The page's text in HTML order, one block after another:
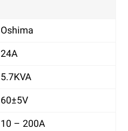
Oshima
24A
5.7KVA
60±5V
10 – 200A